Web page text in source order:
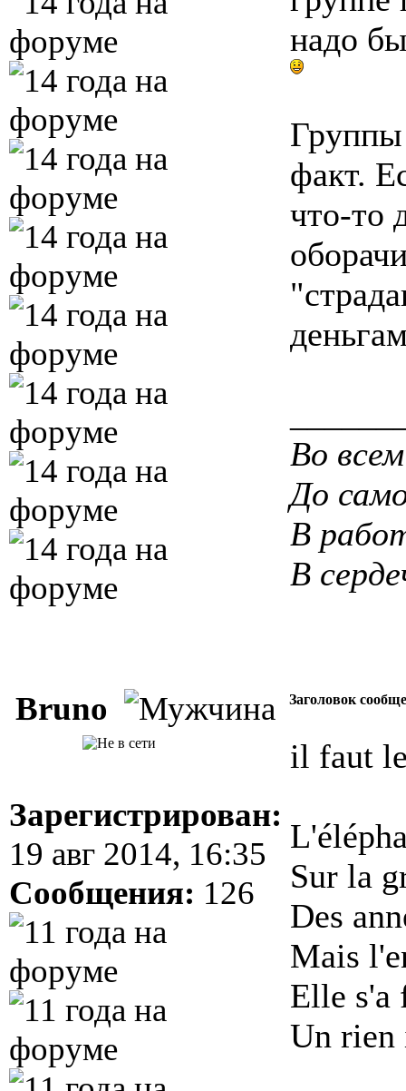
надо
Группы
факт.
что-то
Во
До
В
В
Bruno Заголовок
Зарегистрирован:
19 авг 2014, 16:35
Сообщения: 126
il faut
Sur la
Des
Mais
Elle s'a
Un rien